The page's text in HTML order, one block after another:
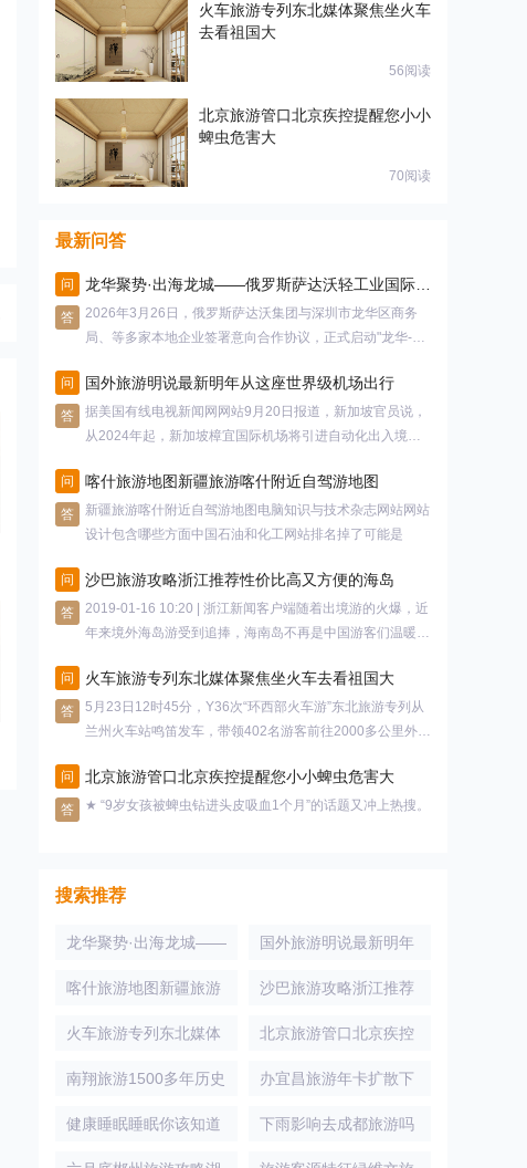
火车旅游专列东北媒体聚焦坐火车
去看祖国大
56阅读
北京旅游管口北京疾控提醒您小小
蜱虫危害大
70阅读
最新问答
问 龙华聚势·出海龙城——俄罗斯萨达沃轻工业国际论坛 圆满成功
答
2026年3月26日，俄罗斯萨达沃集团与深圳市龙华区商务
局、等多家本地企业签署意向合作协议，正式启动"龙华-萨
问
国外旅游明说最新明年从这座世界级机场出行
答
据美国有线电视新闻网网站9月20日报道，新加坡官员说，
从2024年起，新加坡樟宜国际机场将引进自动化出入境检
问
喀什旅游地图新疆旅游喀什附近自驾游地图
答
新疆旅游喀什附近自驾游地图电脑知识与技术杂志网站网站
设计包含哪些方面中国石油和化工网站排名掉了可能是
问 沙巴旅游攻略浙江推荐性价比高又方便的海岛
答
2019-01-16 10:20 | 浙江新闻客户端随着出境游的火爆，近
年来境外海岛游受到追捧，海南岛不再是中国游客们温暖过
问
火车旅游专列东北媒体聚焦坐火车去看祖国大
答
5月23日12时45分，Y36次“环西部火车游”东北旅游专列从
兰州火车站鸣笛发车，带领402名游客前往2000多公里外的
问
北京旅游管口北京疾控提醒您小小蜱虫危害大
答 ★ “9岁女孩被蜱虫钻进头皮吸血1个月”的话题又冲上热搜。
搜索推荐
龙华聚势·出海龙城——
俄罗斯萨达沃轻工业国
国外旅游明说最新明年
从这座世界级机场出行
喀什旅游地图新疆旅游
喀什附近自驾游地图
沙巴旅游攻略浙江推荐
性价比高又方便的海岛
火车旅游专列东北媒体
聚焦坐火车去看祖国大
北京旅游管口北京疾控
提醒您小小蜱虫危害大
南翔旅游1500多年历史
的南翔古镇你去过
办宜昌旅游年卡扩散下
个月起宜昌旅游年卡有
健康睡眠睡眠你该知道
的十件事
下雨影响去成都旅游吗
注意今日四川多地有大